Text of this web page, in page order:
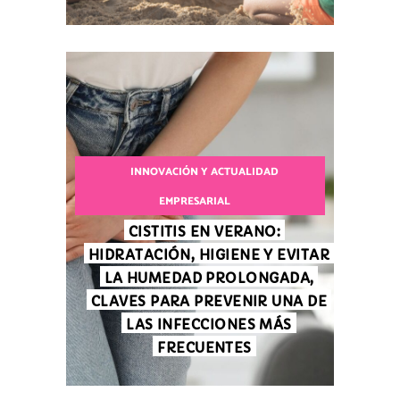
INNOVACIÓN Y ACTUALIDAD
EMPRESARIAL
CISTITIS EN VERANO:
HIDRATACIÓN, HIGIENE Y EVITAR
LA HUMEDAD PROLONGADA,
CLAVES PARA PREVENIR UNA DE
LAS INFECCIONES MÁS
FRECUENTES